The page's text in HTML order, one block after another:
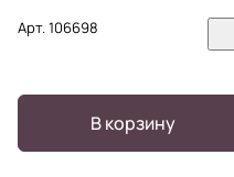
Арт.106698
В корзину